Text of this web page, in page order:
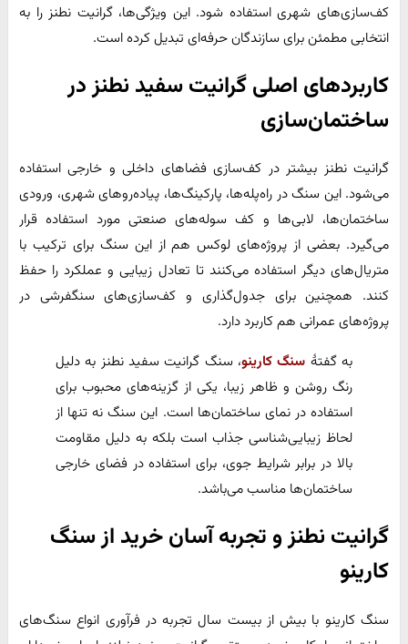
کف‌سازی‌های شهری استفاده شود. این ویژگی‌ها، گرانیت نطنز را به
انتخابی مطمئن برای سازندگان حرفه‌ای تبدیل کرده است.
کاربردهای اصلی گرانیت سفید نطنز در
ساختمان‌سازی
گرانیت نطنز بیشتر در کف‌سازی فضاهای داخلی و خارجی استفاده
می‌شود. این سنگ در راه‌پله‌ها، پارکینگ‌ها، پیاده‌روهای شهری، ورودی
ساختمان‌ها، لابی‌ها و کف سوله‌های صنعتی مورد استفاده قرار
می‌گیرد. بعضی از پروژه‌های لوکس هم از این سنگ برای ترکیب با
متریال‌های دیگر استفاده می‌کنند تا تعادل زیبایی و عملکرد را حفظ
کنند. همچنین برای جدول‌گذاری و کف‌سازی‌های سنگفرشی در
پروژه‌های عمرانی هم کاربرد دارد.
به گفتۀ سنگ کارینو، سنگ گرانیت سفید نطنز به دلیل
رنگ روشن و ظاهر زیبا، یکی از گزینه‌های محبوب برای
استفاده در نمای ساختمان‌ها است. این سنگ نه تنها از
لحاظ زیبایی‌شناسی جذاب است بلکه به دلیل مقاومت
بالا در برابر شرایط جوی، برای استفاده در فضای خارجی
ساختمان‌ها مناسب می‌باشد.
گرانیت نطنز و تجربه آسان خرید از سنگ
کارینو
سنگ کارینو با بیش از بیست سال تجربه در فرآوری انواع سنگ‌های